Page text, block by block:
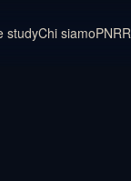
studyChi siamoPNRR